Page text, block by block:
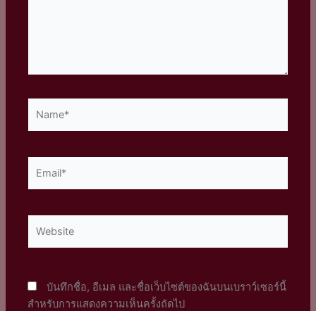
บันทึกชื่อ, อีเมล และชื่อเว็บไซต์ของฉันบนเบราว์เซอร์นี้
สำหรับการแสดงความเห็นครั้งถัดไป